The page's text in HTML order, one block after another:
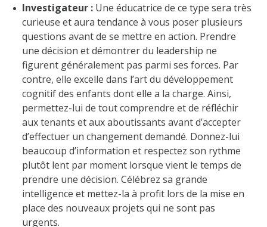
Investigateur : Une éducatrice de ce type sera très
curieuse et aura tendance à vous poser plusieurs
questions avant de se mettre en action. Prendre
une décision et démontrer du leadership ne
figurent généralement pas parmi ses forces. Par
contre, elle excelle dans l’art du développement
cognitif des enfants dont elle a la charge. Ainsi,
permettez-lui de tout comprendre et de réfléchir
aux tenants et aux aboutissants avant d’accepter
d’effectuer un changement demandé. Donnez-lui
beaucoup d’information et respectez son rythme
plutôt lent par moment lorsque vient le temps de
prendre une décision. Célébrez sa grande
intelligence et mettez-la à profit lors de la mise en
place des nouveaux projets qui ne sont pas
urgents.